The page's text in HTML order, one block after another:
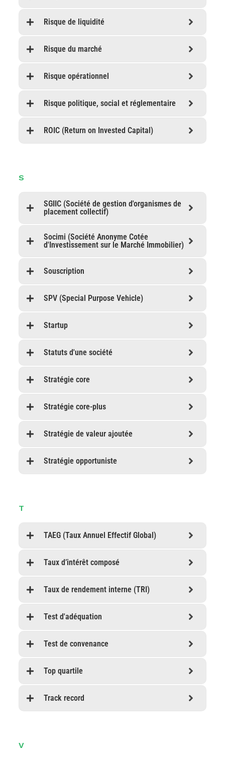
Risque de liquidité
Risque du marché
Risque opérationnel
Risque politique, social et réglementaire
ROIC (Return on Invested Capital)
S
SGIIC (Société de gestion d'organismes de
placement collectif)
Socimi (Société Anonyme Cotée
d'Investissement sur le Marché Immobilier)
Souscription
SPV (Special Purpose Vehicle)
Startup
Statuts d'une société
Stratégie core
Stratégie core-plus
Stratégie de valeur ajoutée
Stratégie opportuniste
T
TAEG (Taux Annuel Effectif Global)
Taux d’intérêt composé
Taux de rendement interne (TRI)
Test d'adéquation
Test de convenance
Top quartile
Track record
V